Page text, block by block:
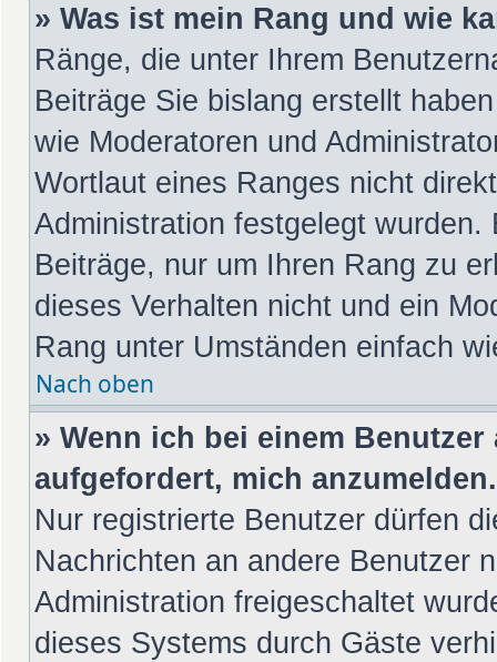
» Was ist mein Rang und wie
Ränge, die unter Ihrem
Beiträge Sie bislang erstellt
wie Moderatoren und
Wortlaut eines Ranges nicht
Administration festgelegt
Beiträge, nur um Ihren Rang zu
dieses Verhalten nicht und ein
Rang unter Umständen einfach
Nach oben
» Wenn ich bei einem
aufgefordert, mich anzumelden.
Nur registrierte Benutzer dürfen
Nachrichten an andere Benutzer
Administration freigeschaltet
dieses Systems durch Gäste